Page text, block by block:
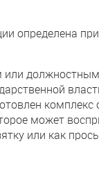
определена
или
комплекс
может
или как